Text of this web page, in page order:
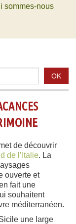
sommes-nous
OK
de découvrir
de l’Italie. La
ouverte et
fait une
souhaitent
méditerranéen.
une large